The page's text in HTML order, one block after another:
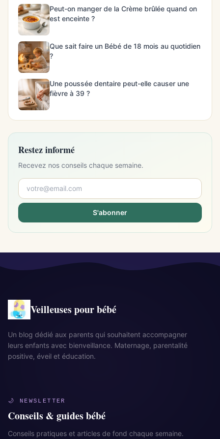
Peut-on manger de la Crème brûlée quand on
est enceinte ?
Que sait faire un Bébé de 18 mois au quotidien
?
Une poussée dentaire peut-elle causer une
fièvre à 39 ?
Restez informé
Recevez nos conseils chaque semaine.
S'abonner
Veilleuses pour bébé
Un blog dédié aux parents qui souhaitent accompagner
leurs enfants avec bienveillance. Maternage, parentalité
positive, éveil et éducation.
🌙 NEWSLETTER
Conseils & guides bébé
Conseils pratiques et articles de fond chaque semaine.